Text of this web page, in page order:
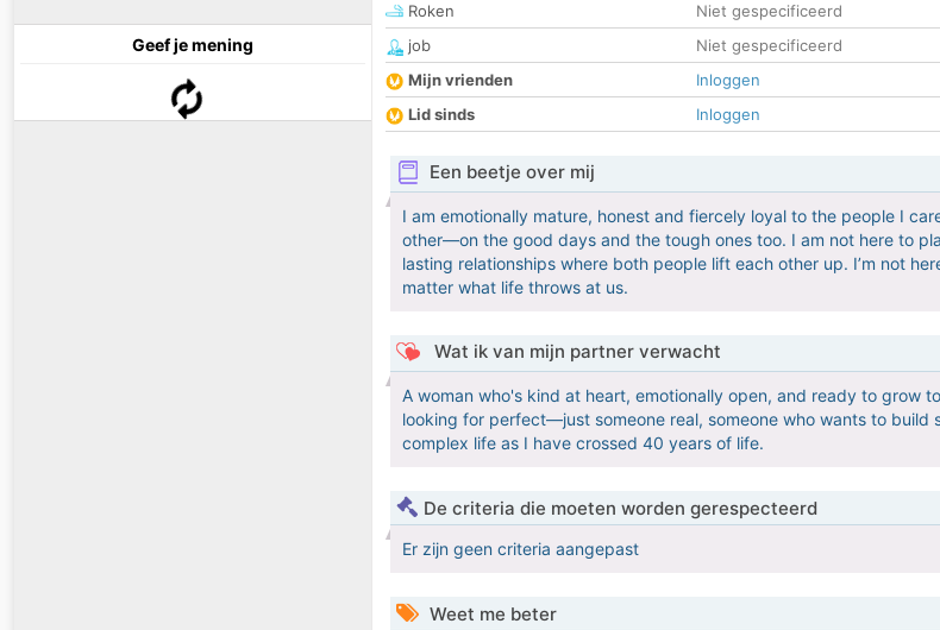
Geef je mening
Roken
Niet gespecificeerd
job
Niet gespecificeerd
Mijn vrienden
Inloggen
Lid sinds
Inloggen
Een beetje over mij
I am emotionally mature, honest and fiercely loyal to the people I
other—on the good days and the tough ones too. I am not here to
lasting relationships where both people lift each other up. I’m not
matter what life throws at us.
Wat ik van mijn partner verwacht
A woman who's kind at heart, emotionally open, and ready to grow
looking for perfect—just someone real, someone who wants to
complex life as I have crossed 40 years of life.
De criteria die moeten worden gerespecteerd
Er zijn geen criteria aangepast
Weet me beter